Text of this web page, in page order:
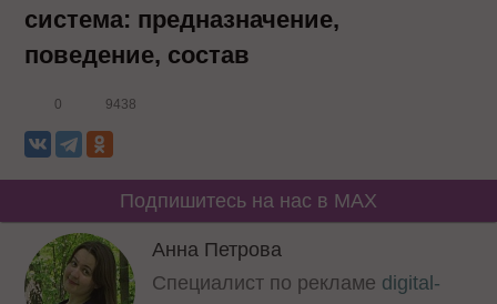
система: предназначение,
поведение, состав
0 9438
Подпишитесь на нас в MAX
Анна Петрова
Специалист по рекламе digital-